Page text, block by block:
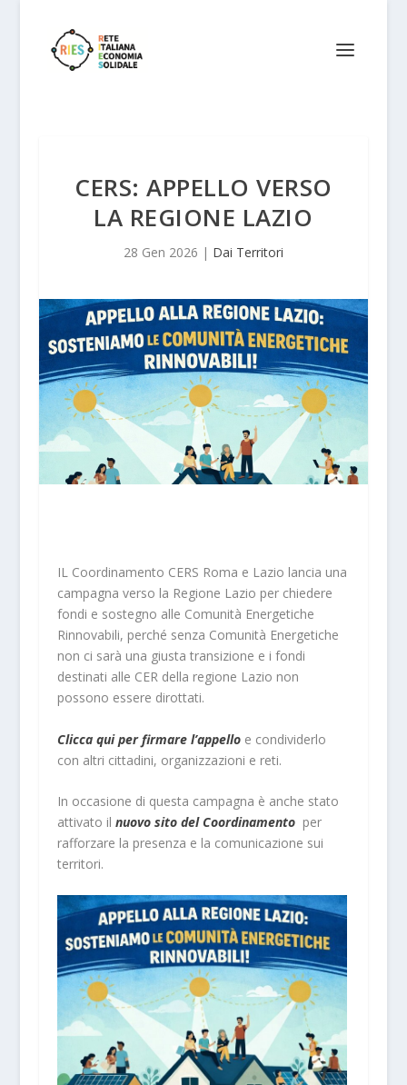
CERS: APPELLO VERSO
LA REGIONE LAZIO
28 Gen 2026 | Dai Territori
IL Coordinamento CERS Roma e Lazio lancia una
campagna verso la Regione Lazio per chiedere
fondi e sostegno alle Comunità Energetiche
Rinnovabili, perché senza Comunità Energetiche
non ci sarà una giusta transizione e i fondi
destinati alle CER della regione Lazio non
possono essere dirottati.
Clicca qui per firmare l’appelloe condividerlo
con altri cittadini, organizzazioni e reti.
In occasione di questa campagna è anche stato
attivato il nuovo sito del Coordinamentoper
rafforzare la presenza e la comunicazione sui
territori.